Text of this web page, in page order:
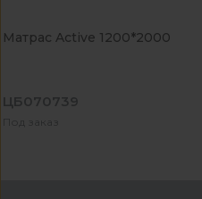
Матрас Active 1200*2000
ЦБ070739
Под заказ